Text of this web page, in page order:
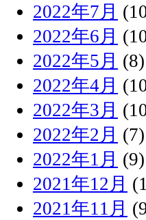
2022年7月
2022年6月
2022年5月 (8)
2022年4月
2022年3月
2022年2月 (7)
2022年1月 (9)
2021年12月
2021年11月